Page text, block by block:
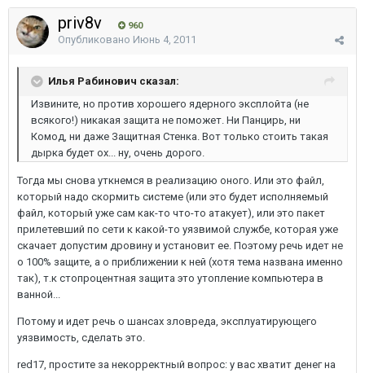
priv8v 960
Опубликовано Июнь 4, 2011
Илья Рабинович сказал:
Извините, но против хорошего ядерного эксплойта (не
всякого!) никакая защита не поможет. Ни Панцирь, ни
Комод, ни даже Защитная Стенка. Вот только стоить такая
дырка будет ох... ну, очень дорого.
Тогда мы снова уткнемся в реализацию оного. Или это файл,
который надо скормить системе (или это будет исполняемый
файл, который уже сам как-то что-то атакует), или это пакет
прилетевший по сети к какой-то уязвимой службе, которая уже
скачает допустим дровину и установит ее. Поэтому речь идет не
о 100% защите, а о приближении к ней (хотя тема названа именно
так), т.к стопроцентная защита это утопление компьютера в
ванной...
Потому и идет речь о шансах зловреда, эксплуатирующего
уязвимость, сделать это.
red17, простите за некорректный вопрос: у вас хватит денег на